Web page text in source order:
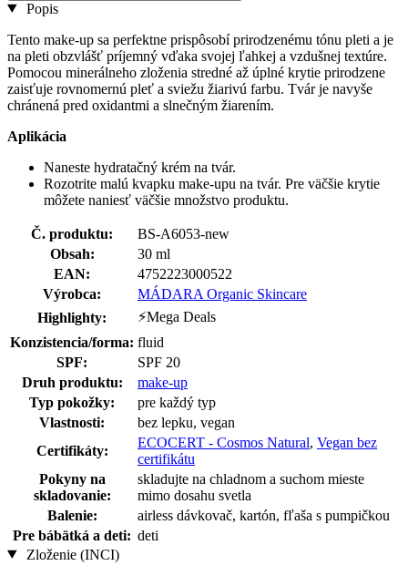
Popis
Tento make-up sa perfektne prispôsobí prirodzenému tónu pleti a je
na pleti obzvlášť príjemný vďaka svojej ľahkej a vzdušnej textúre.
Pomocou minerálneho zloženia stredné až úplné krytie prirodzene
zaisťuje rovnomernú pleť a sviežu žiarivú farbu. Tvár je navyše
chránená pred oxidantmi a slnečným žiarením.
Aplikácia
Naneste hydratačný krém na tvár.
Rozotrite malú kvapku make-upu na tvár. Pre väčšie krytie
môžete naniesť väčšie množstvo produktu.
Č. produktu:
BS-A6053-new
Obsah:
30 ml
EAN:
4752223000522
Výrobca:
MÁDARA Organic Skincare
Highlighty:
⚡Mega Deals
Konzistencia/forma: fluid
SPF:
SPF 20
Druh produktu:
make-up
Typ pokožky:
pre každý typ
Vlastnosti:
bez lepku, vegan
Certifikáty:
ECOCERT - Cosmos Natural, Vegan bez
certifikátu
Pokyny na
skladovanie:
skladujte na chladnom a suchom mieste
mimo dosahu svetla
Balenie:
airless dávkovač, kartón, fľaša s pumpičkou
Pre bábätká a deti: deti
Zloženie (INCI)